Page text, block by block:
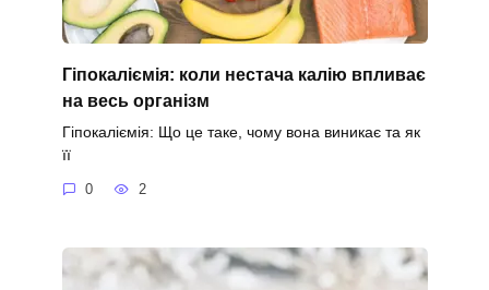
Гіпокаліємія: коли нестача калію впливає
на весь організм
Гіпокаліємія: Що це таке, чому вона виникає та як
її
0 2